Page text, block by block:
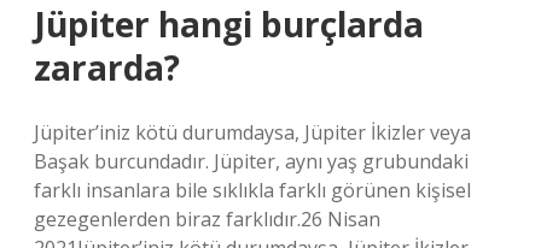
Jüpiter hangi burçlarda
zararda?
Jüpiter’iniz kötü durumdaysa, Jüpiter İkizler veya
Başak burcundadır. Jüpiter, aynı yaş grubundaki
farklı insanlara bile sıklıkla farklı görünen kişisel
gezegenlerden biraz farklıdır.26 Nisan